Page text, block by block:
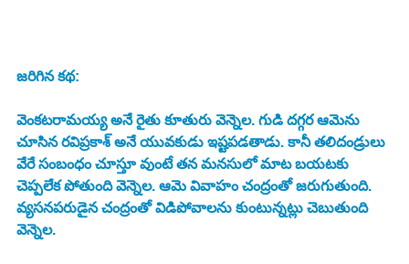
జరిగిన కథ:
వెంకటరామయ్య అనే రైతు కూతురు వెన్నెల. గుడి దగ్గర ఆమెను
చూసిన రవిప్రకాశ్‌ అనే యువకుడు ఇష్టపడతాడు. కానీ తలిదండ్రులు
వేరే సంబంధం చూస్తూ వుంటే తన మనసులో మాట బయటకు
చెప్పలేక పోతుంది వెన్నెల. ఆమె వివాహం చంద్రంతో జరుగుతుంది.
వ్యసనపరుడైన చంద్రంతో విడిపోవాలను కుంటున్నట్లు చెబుతుంది
వెన్నెల.